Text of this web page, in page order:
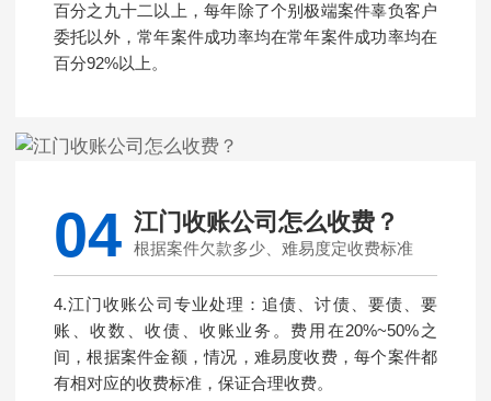
百分之九十二以上，每年除了个别极端案件辜负客户
委托以外，常年案件成功率均在常年案件成功率均在
百分92%以上。
04 江门收账公司怎么收费？
根据案件欠款多少、难易度定收费标准
4.江门收账公司专业处理：追债、讨债、要债、要
账、收数、收债、收账业务。费用在20%~50%之
间，根据案件金额，情况，难易度收费，每个案件都
有相对应的收费标准，保证合理收费。